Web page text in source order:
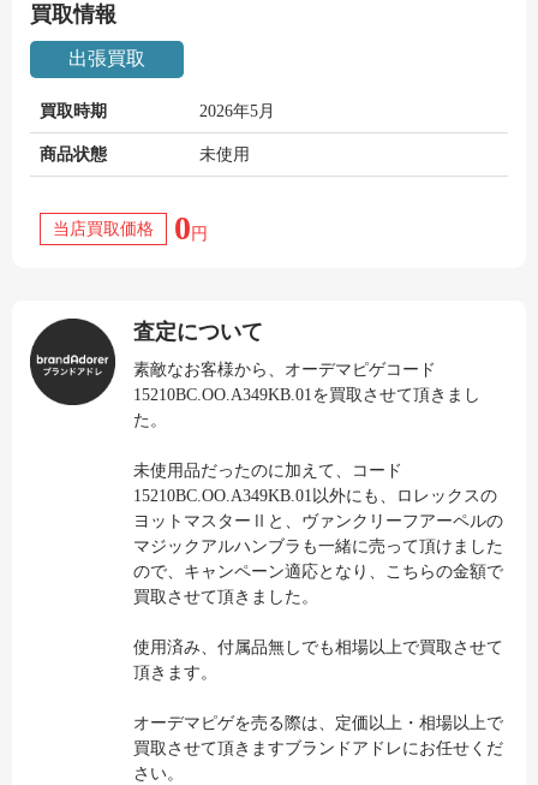
買取情報
出張買取
買取時期 2026年5月
商品状態 未使用
当店買取価格 0 円
査定について
素敵なお客様から、オーデマピゲコード
15210BC.OO.A349KB.01を買取させて頂きまし
た。
未使用品だったのに加えて、コード
15210BC.OO.A349KB.01以外にも、ロレックスの
ヨットマスターⅡと、ヴァンクリーフアーペルの
マジックアルハンブラも一緒に売って頂けました
ので、キャンペーン適応となり、こちらの金額で
買取させて頂きました。
使用済み、付属品無しでも相場以上で買取させて
頂きます。
オーデマピゲを売る際は、定価以上・相場以上で
買取させて頂きますブランドアドレにお任せくだ
さい。